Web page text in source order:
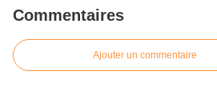
Commentaires
Ajouter un commentaire